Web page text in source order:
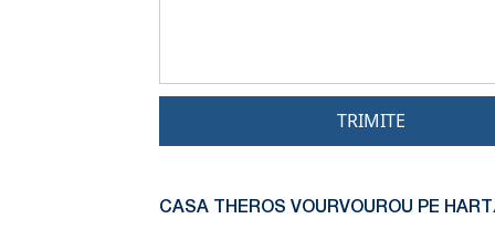
TRIMITE
CASA THEROS VOURVOUROU PE